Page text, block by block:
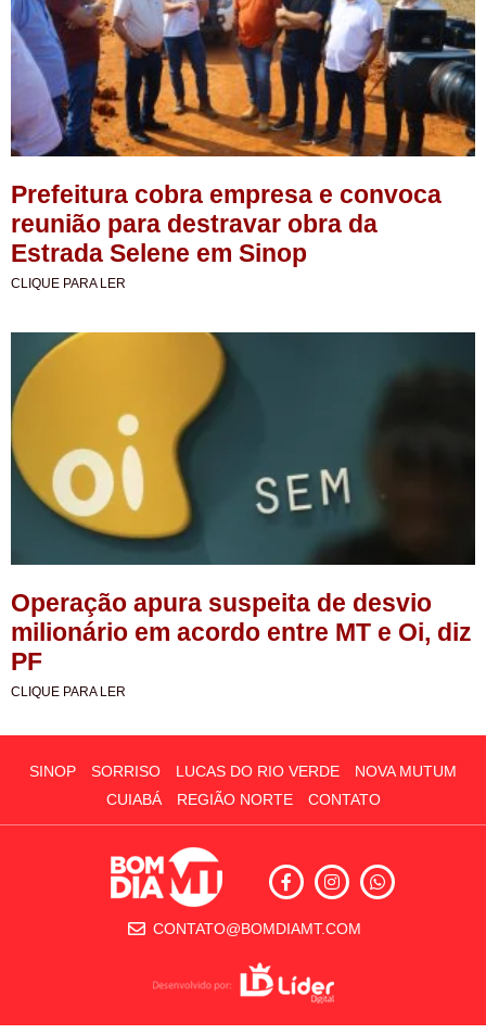
Prefeitura cobra empresa e convoca
reunião para destravar obra da
Estrada Selene em Sinop
CLIQUE PARA LER
Operação apura suspeita de desvio
milionário em acordo entre MT e Oi, diz
PF
CLIQUE PARA LER
SINOP SORRISO LUCAS DO RIO VERDE
NOVA MUTUM
CUIABÁ
REGIÃO NORTE CONTATO
CONTATO@BOMDIAMT.COM